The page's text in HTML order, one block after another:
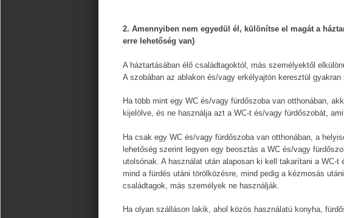
2. Amennyiben nem egyedül él, különítse el magát a
erre lehetőség van)
A háztartásában élő családtagoktól, más személyektől
A szobában az ablakon és/vagy erkélyajtón keresztül
Ha több mint egy WC és/vagy fürdőszoba van otthonában,
kijelölve, és ne használja azt a WC-t és/vagy fürdőszobát,
Ha csak egy WC és/vagy fürdőszoba van otthonában, a
lehetőség szerint legyen egy beosztás a WC és/vagy
utolsónak. A használat után alaposan ki kell takarítani a WC-
mind a fürdés utáni törölközésre, mind pedig a kézmosás
családtagok, más személyek ne használják.
Ha olyan szálláson lakik, ahol közös használatú konyha,